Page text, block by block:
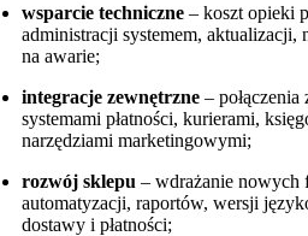
wsparcie techniczne – koszt opieki
administracji systemem, aktualizacji,
na awarie;
integracje zewnętrzne –
systemami płatności, kurierami,
narzędziami marketingowymi;
rozwój sklepu – wdrażanie
automatyzacji, raportów, wersji
dostawy i płatności;